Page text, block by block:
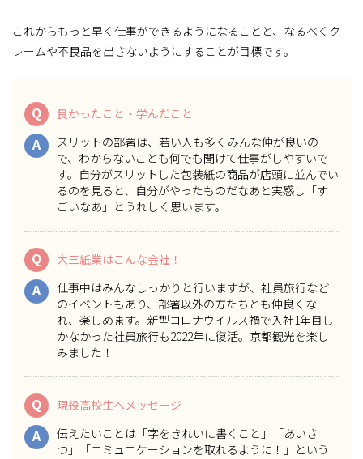
これからもっと早く仕事ができるようになることと、なるべくク
レームや不良品を出さないようにすることが目標です。
Q 良かったこと・学んだこと
A
スリットの部署は、若い人も多くみんな仲が良いの
で、わからないことも何でも聞けて仕事がしやすいで
す。自分がスリットした包装紙の商品が店頭に並んでい
るのを見ると、自分がやったものだなあと実感し「す
ごいなあ」とうれしく思います。
Q 大三紙業はこんな会社！
A
仕事中はみんなしっかりと行いますが、社員旅行など
のイベントもあり、部署以外の方たちとも仲良くな
れ、楽しめます。新型コロナウイルス禍で入社1年目し
かなかった社員旅行も2022年に復活。京都観光を楽し
みました！
Q 現役高校生へメッセージ
A
伝えたいことは「字をきれいに書くこと」「あいさ
つ」「コミュニケーションを取れるように！」という